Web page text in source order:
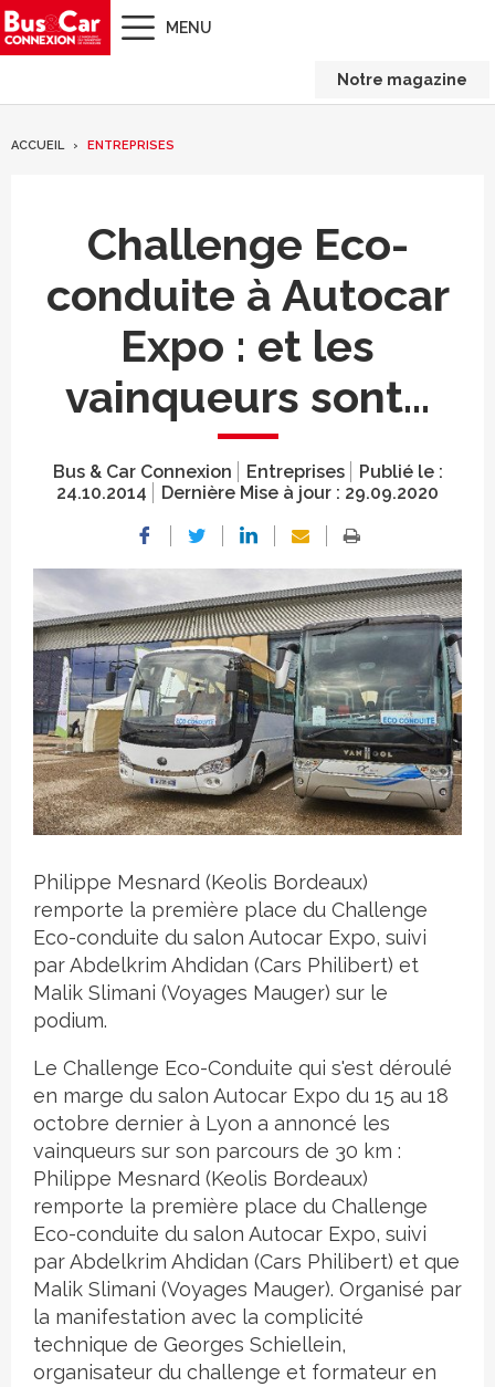
MENU
Notre magazine
ACCUEIL ENTREPRISES
Challenge Eco-
conduite à Autocar
Expo : et les
vainqueurs sont...
Bus & Car Connexion Entreprises
Publié le :
24.10.2014
Dernière Mise à jour : 29.09.2020
Crédit photo
Philippe Mesnard (Keolis Bordeaux)
remporte la première place du Challenge
Eco-conduite du salon Autocar Expo, suivi
par Abdelkrim Ahdidan (Cars Philibert) et
Malik Slimani (Voyages Mauger) sur le
podium.
Le Challenge Eco-Conduite qui s'est déroulé
en marge du salon Autocar Expo du 15 au 18
octobre dernier à Lyon a annoncé les
vainqueurs sur son parcours de 30 km :
Philippe Mesnard (Keolis Bordeaux)
remporte la première place du Challenge
Eco-conduite du salon Autocar Expo, suivi
par Abdelkrim Ahdidan (Cars Philibert) et que
Malik Slimani (Voyages Mauger). Organisé par
la manifestation avec la complicité
technique de Georges Schiellein,
organisateur du challenge et formateur en